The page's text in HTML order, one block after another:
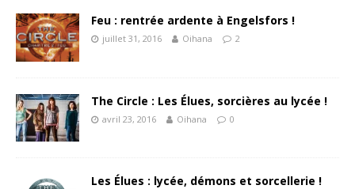
Feu : rentrée ardente à Engelsfors !
juillet 31, 2016 Oihana 2
The Circle : Les Élues, sorcières au lycée !
avril 23, 2016 Oihana 0
Les Élues : lycée, démons et sorcellerie !